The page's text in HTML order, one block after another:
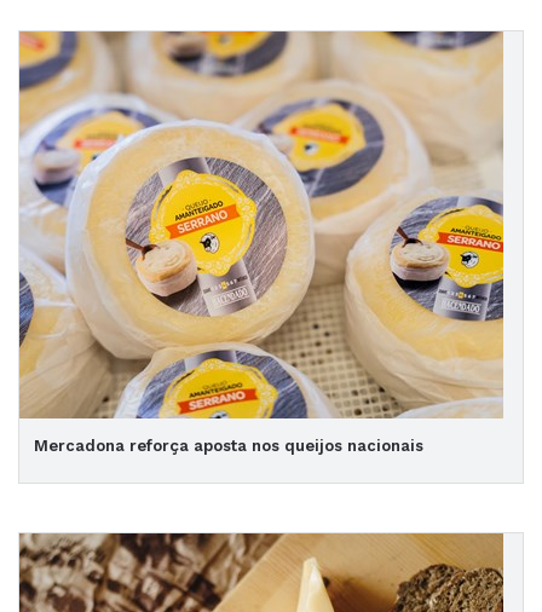
Mercadona reforça aposta nos queijos nacionais